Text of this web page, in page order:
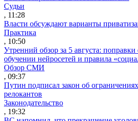
Судьи
, 11:28
Власти обсуждают варианты
Практика
, 10:50
Утренний обзор за 5 августа:
обучении нейросетей и правила
Обзор СМИ
, 09:37
Путин подписал закон об
релокантов
Законодательство
, 19:32